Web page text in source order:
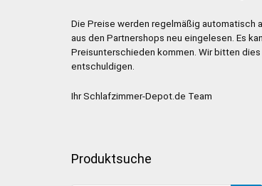
Die Preise werden regelmäßig automatisch
aus den Partnershops neu eingelesen. Es
Preisunterschieden kommen. Wir bitten dies
entschuldigen.
Ihr Schlafzimmer-Depot.de Team
Produktsuche